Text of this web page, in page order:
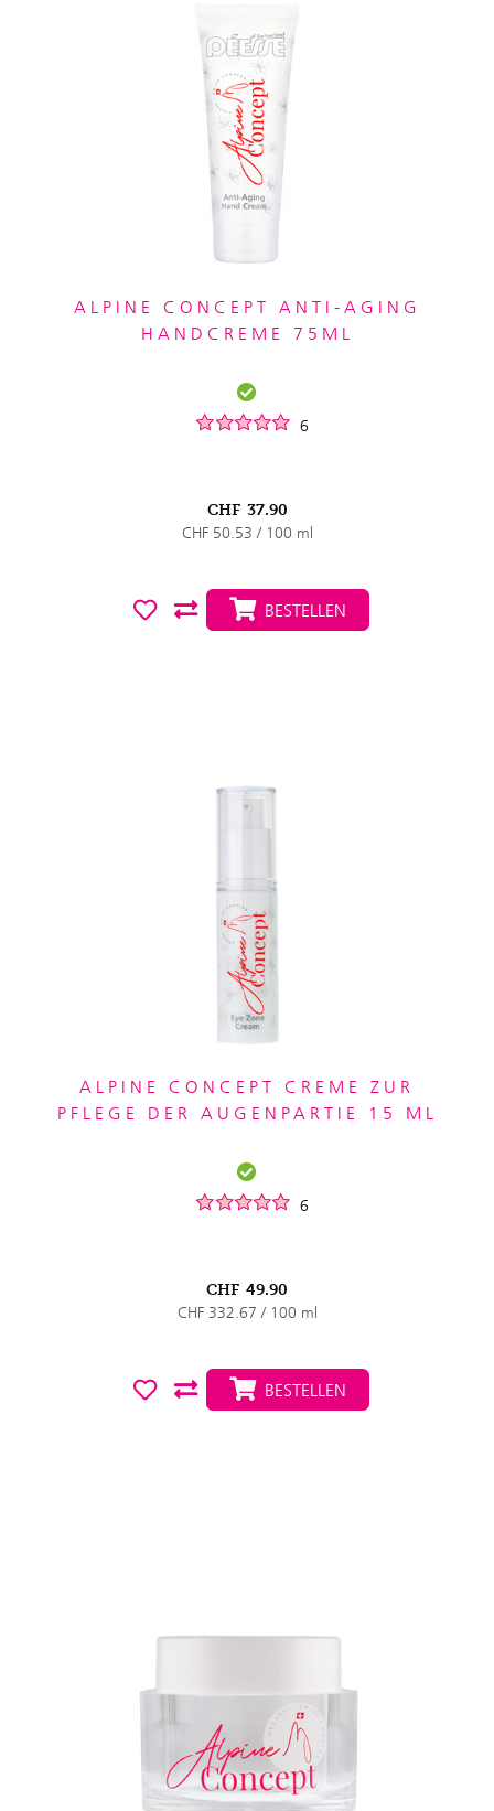
ALPINE CONCEPT ANTI-AGING
HANDCREME 75ML
6
CHF 37.90
CHF 50.53 / 100 ml
BESTELLEN
ALPINE CONCEPT CREME ZUR
PFLEGE DER AUGENPARTIE 15 ML
6
CHF 49.90
CHF 332.67 / 100 ml
BESTELLEN